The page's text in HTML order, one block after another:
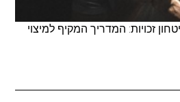
זכויות: המדריך המקיף למיצוי